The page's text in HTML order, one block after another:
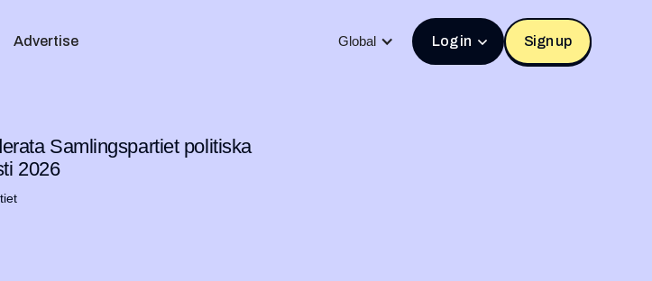
Advertise Global Log in Sign up
Samlingspartiet politiska
2026